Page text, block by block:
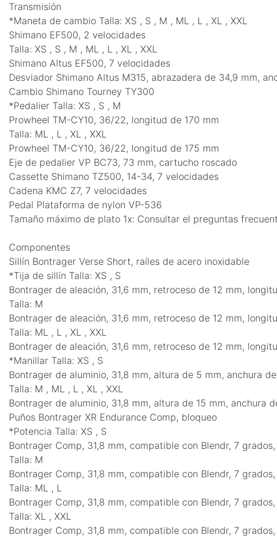
Transmisión
*Maneta de cambio Talla: XS , S , M , ML , L , XL , XXL
Shimano EF500, 2 velocidades
Talla: XS , S , M , ML , L , XL , XXL
Shimano Altus EF500, 7 velocidades
Desviador Shimano Altus M315, abrazadera de 34,9 mm,
Cambio Shimano Tourney TY300
*Pedalier Talla: XS , S , M
Prowheel TM-CY10, 36/22, longitud de 170 mm
Talla: ML , L , XL , XXL
Prowheel TM-CY10, 36/22, longitud de 175 mm
Eje de pedalier VP BC73, 73 mm, cartucho roscado
Cassette Shimano TZ500, 14-34, 7 velocidades
Cadena KMC Z7, 7 velocidades
Pedal Plataforma de nylon VP-536
Tamaño máximo de plato 1x: Consultar el preguntas
Componentes
Sillín Bontrager Verse Short, raíles de acero inoxidable
*Tija de sillín Talla: XS , S
Bontrager de aleación, 31,6 mm, retroceso de 12 mm,
Talla: M
Bontrager de aleación, 31,6 mm, retroceso de 12 mm,
Talla: ML , L , XL , XXL
Bontrager de aleación, 31,6 mm, retroceso de 12 mm,
*Manillar Talla: XS , S
Bontrager de aluminio, 31,8 mm, altura de 5 mm, anchura
Talla: M , ML , L , XL , XXL
Bontrager de aluminio, 31,8 mm, altura de 15 mm, anchura
Puños Bontrager XR Endurance Comp, bloqueo
*Potencia Talla: XS , S
Bontrager Comp, 31,8 mm, compatible con Blendr, 7
Talla: M
Bontrager Comp, 31,8 mm, compatible con Blendr, 7
Talla: ML , L
Bontrager Comp, 31,8 mm, compatible con Blendr, 7
Talla: XL , XXL
Bontrager Comp, 31,8 mm, compatible con Blendr, 7